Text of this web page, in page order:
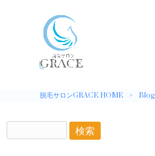
脱毛サロンGRACE HOME > Blog